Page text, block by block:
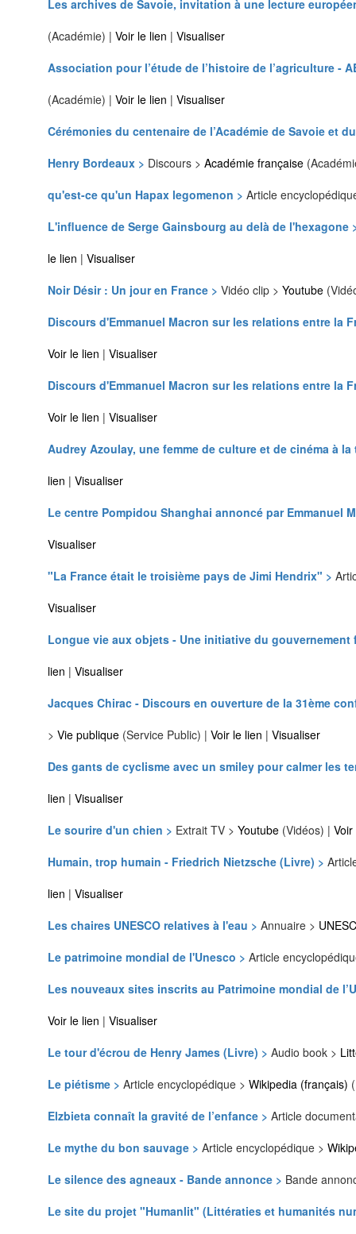
Les archives de Savoie, invitation à une lecture
(Académie) | Voir le lien | Visualiser
Association pour l’étude de l’histoire de l’agriculture -
(Académie) | Voir le lien | Visualiser
Cérémonies du centenaire de l’Académie de Savoie et
Henry Bordeaux > Discours > Académie française
qu'est-ce qu'un Hapax legomenon > Article
L'influence de Serge Gainsbourg au delà de l'hexagone
le lien | Visualiser
Noir Désir : Un jour en France > Vidéo clip > Youtube
Discours d'Emmanuel Macron sur les relations entre la
Voir le lien | Visualiser
Discours d'Emmanuel Macron sur les relations entre la
Voir le lien | Visualiser
Audrey Azoulay, une femme de culture et de cinéma à
lien | Visualiser
Le centre Pompidou Shanghai annoncé par Emmanuel
Visualiser
"La France était le troisième pays de Jimi Hendrix" >
Visualiser
Longue vie aux objets - Une initiative du
lien | Visualiser
Jacques Chirac - Discours en ouverture de la 31ème
> Vie publique (Service Public) | Voir le lien | Visualiser
Des gants de cyclisme avec un smiley pour calmer les
lien | Visualiser
Le sourire d'un chien > Extrait TV > Youtube (Vidéos) |
Humain, trop humain - Friedrich Nietzsche (Livre) >
lien | Visualiser
Les chaires UNESCO relatives à l'eau > Annuaire >
Le patrimoine mondial de l'Unesco > Article
Les nouveaux sites inscrits au Patrimoine mondial de
Voir le lien | Visualiser
Le tour d'écrou de Henry James (Livre) > Audio book >
Le piétisme > Article encyclopédique > Wikipedia (français)
Elzbieta connaît la gravité de l’enfance > Article
Le mythe du bon sauvage > Article encyclopédique >
Le silence des agneaux - Bande annonce > Bande
Le site du projet "Humanlit" (Littératies et humanités